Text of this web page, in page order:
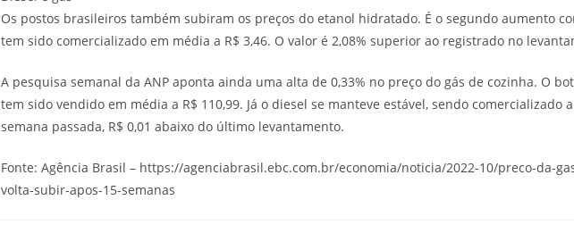
Os postos brasileiros também subiram os preços do etanol hidratado. É o segundo aumento
tem sido comercializado em média a R$ 3,46. O valor é 2,08% superior ao registrado no
A pesquisa semanal da ANP aponta ainda uma alta de 0,33% no preço do gás de cozinha. O
tem sido vendido em média a R$ 110,99. Já o diesel se manteve estável, sendo comercializado a
semana passada, R$ 0,01 abaixo do último levantamento.
Fonte: Agência Brasil – https://agenciabrasil.ebc.com.br/economia/noticia/2022-10/preco-da-
volta-subir-apos-15-semanas